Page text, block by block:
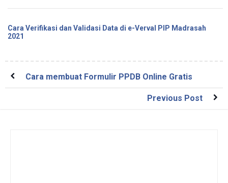
Cara Verifikasi dan Validasi Data di e-Verval PIP Madrasah
2021
Cara membuat Formulir PPDB Online Gratis
Previous Post